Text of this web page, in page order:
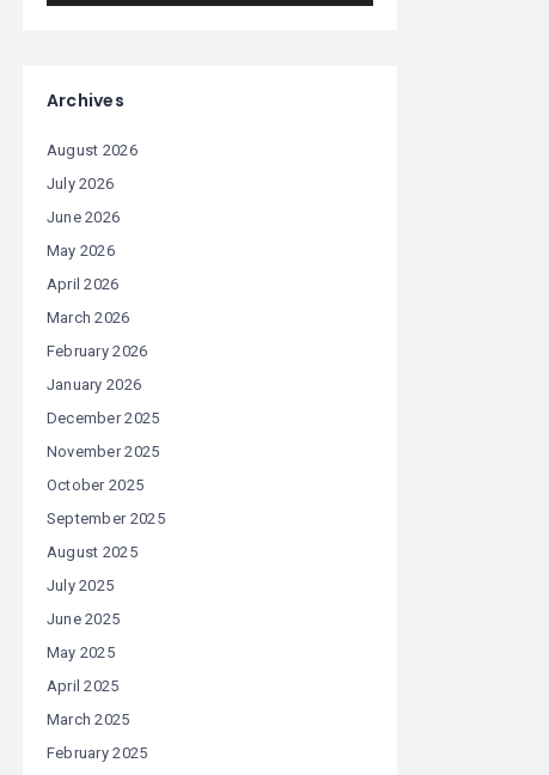
Archives
August 2026
July 2026
June 2026
May 2026
April 2026
March 2026
February 2026
January 2026
December 2025
November 2025
October 2025
September 2025
August 2025
July 2025
June 2025
May 2025
April 2025
March 2025
February 2025